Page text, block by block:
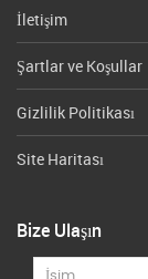
İletişim
Şartlar ve Koşullar
Gizlilik Politikası
Site Haritası
Bize Ulaşın